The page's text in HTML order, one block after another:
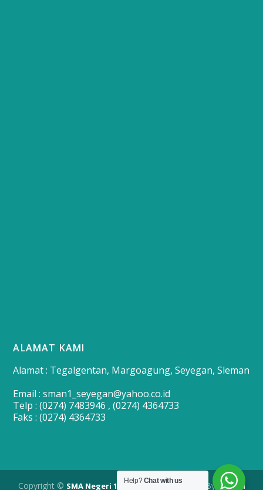
ALAMAT KAMI
Alamat : Tegalgentan, Margoagung, Seyegan, Sleman
Email : sman1_seyegan@yahoo.co.id
Telp : (0274) 7483946 , (0274) 4364733
Faks : (0274) 4364733
Copyright © SMA Negeri 1 Seyegan| Developed By Merapi
Help?Chat with us